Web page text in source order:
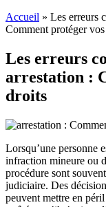
Accueil » Les erreurs
Comment protéger
Les erreurs
arrestation :
droits
Lorsqu’une personne
infraction mineure ou
procédure sont
judiciaire. Des
peuvent mettre en